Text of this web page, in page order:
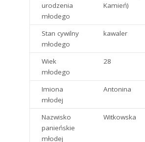
urodzenia
młodego
Kamień)
Stan cywilny
młodego
kawaler
Wiek
młodego
28
Imiona
młodej
Antonina
Nazwisko
panieńskie
młodej
Witkowska